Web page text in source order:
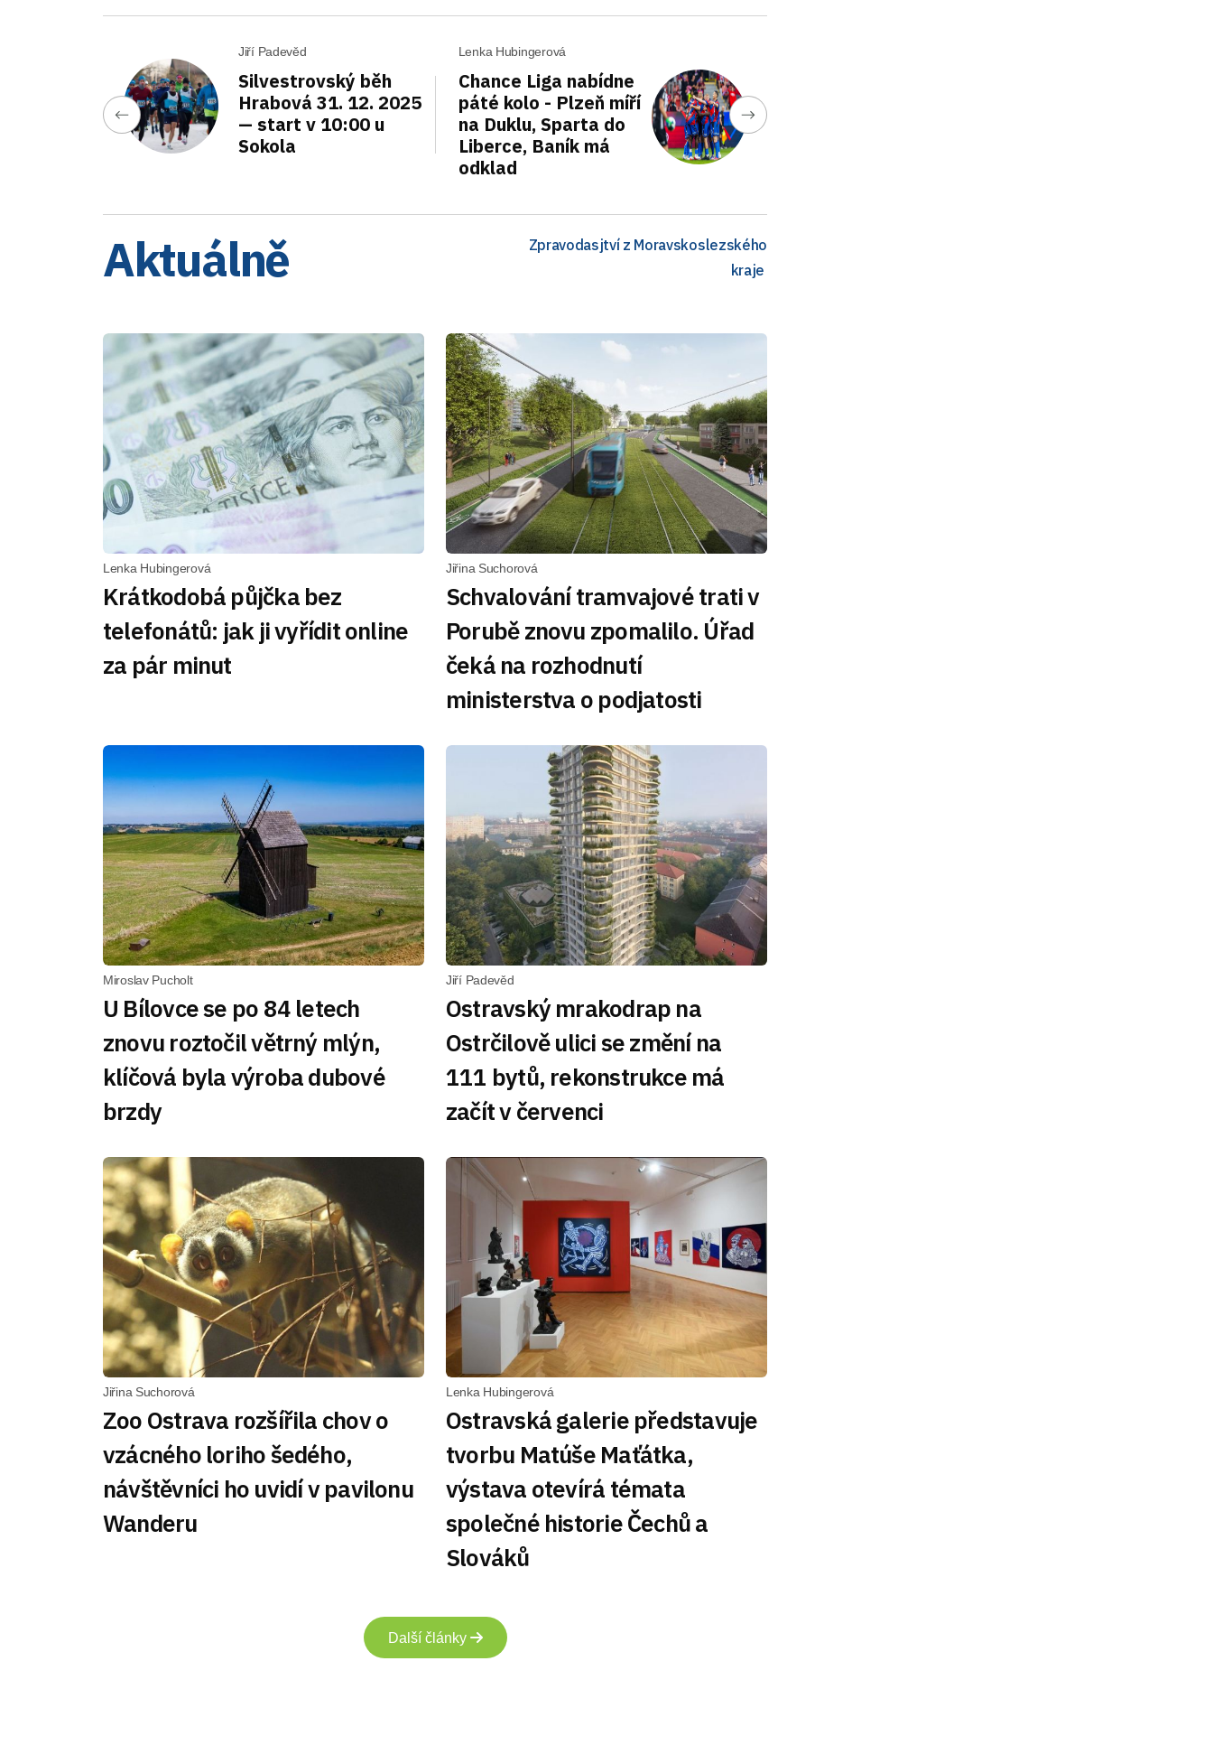
Jiří Padevěd
Silvestrovský běh
Hrabová 31. 12. 2025
— start v 10:00 u
Sokola
Lenka Hubingerová
Chance Liga nabídne
páté kolo - Plzeň míří
na Duklu, Sparta do
Liberce, Baník má
odklad
Aktuálně
Zpravodasjtví z Moravskoslezského
kraje
Lenka Hubingerová
Krátkodobá půjčka bez
telefonátů: jak ji vyřídit online
za pár minut
Jiřina Suchorová
Schvalování tramvajové trati v
Porubě znovu zpomalilo. Úřad
čeká na rozhodnutí
ministerstva o podjatosti
Miroslav Pucholt
U Bílovce se po 84 letech
znovu roztočil větrný mlýn,
klíčová byla výroba dubové
brzdy
Jiří Padevěd
Ostravský mrakodrap na
Ostrčilově ulici se změní na
111 bytů, rekonstrukce má
začít v červenci
Jiřina Suchorová
Zoo Ostrava rozšířila chov o
vzácného loriho šedého,
návštěvníci ho uvidí v pavilonu
Wanderu
Lenka Hubingerová
Ostravská galerie představuje
tvorbu Matúše Maťátka,
výstava otevírá témata
společné historie Čechů a
Slováků
Další články